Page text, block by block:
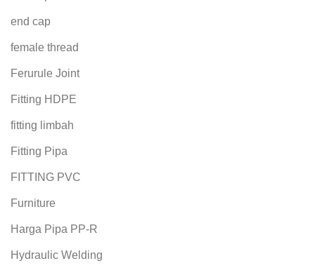
end cap
female thread
Ferurule Joint
Fitting HDPE
fitting limbah
Fitting Pipa
FITTING PVC
Furniture
Harga Pipa PP-R
Hydraulic Welding